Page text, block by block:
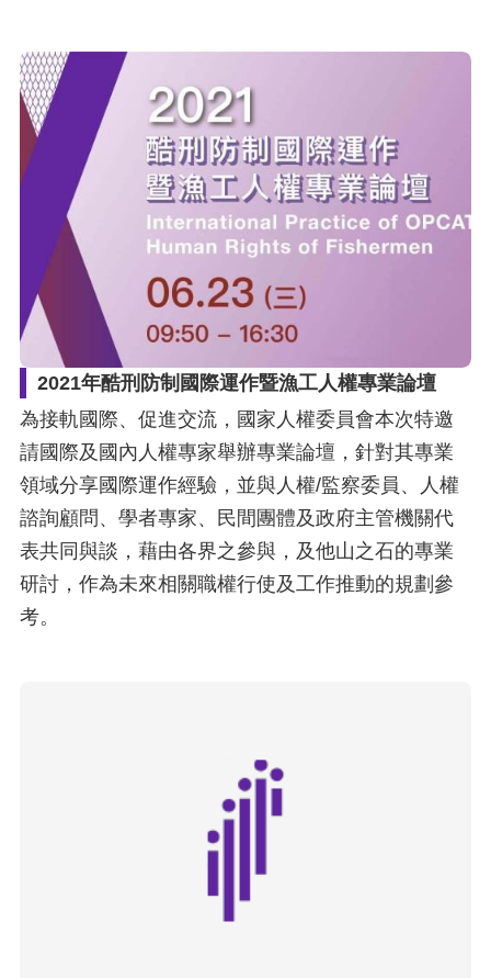
2021年酷刑防制國際運作暨漁工人權專業論壇
為接軌國際、促進交流，國家人權委員會本次特邀
請國際及國內人權專家舉辦專業論壇，針對其專業
領域分享國際運作經驗，並與人權/監察委員、人權
諮詢顧問、學者專家、民間團體及政府主管機關代
表共同與談，藉由各界之參與，及他山之石的專業
研討，作為未來相關職權行使及工作推動的規劃參
考。